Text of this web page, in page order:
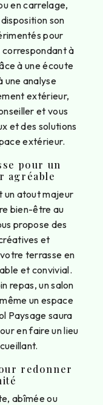
en carrelage,
son
pour
correspondant à
à une écoute
une analyse
extérieur,
et vous
et des solutions
extérieur.
pour un
agréable
un atout majeur
bien-être au
propose des
et
terrasse en
et convivial.
repas, un salon
un espace
Paysage saura
en faire un lieu
redonner
abîmée ou